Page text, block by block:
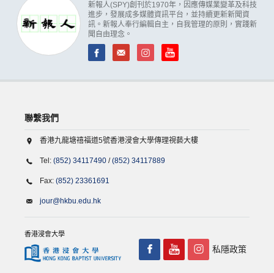
新報人(SPY)創刊於1970年，因應傳媒業變革及科技
進步，發展成多媒體資訊平台，並持續更新新聞資
訊。新報人奉行編輯自主，自我管理的原則，實踐新
聞自由理念。
聯繫我們
香港九龍塘禧福道5號香港浸會大學傳理視藝大樓
Tel: (852) 34117490 /(852) 34117889
Fax: (852) 23361691
jour@hkbu.edu.hk
香港浸會大學
私隱政策